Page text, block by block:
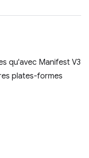
qu'avec Manifest V3
plates-formes